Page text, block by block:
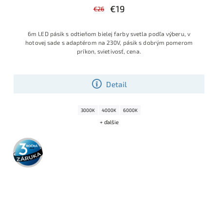
€26 €19
Detail
6m LED pásik s odtieňom bielej farby svetla podľa výberu, v
hotovej sade s adaptérom na 230V, pásik s dobrým pomerom
príkon, svietivosť, cena.
3000K 4000K 6000K
+ ďalšie
3 roky
záruka